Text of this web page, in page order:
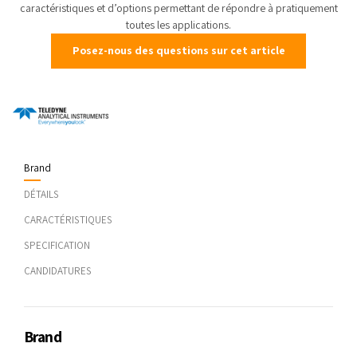
caractéristiques et d’options permettant de répondre à pratiquement
toutes les applications.
Posez-nous des questions sur cet article
Brand
DÉTAILS
CARACTÉRISTIQUES
SPECIFICATION
CANDIDATURES
Brand